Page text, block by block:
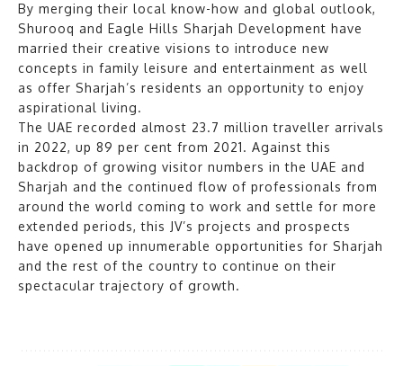
By merging their local know-how and global outlook,
Shurooq and Eagle Hills Sharjah Development have
married their creative visions to introduce new
concepts in family leisure and entertainment as well
as offer Sharjah’s residents an opportunity to enjoy
aspirational living.
The UAE recorded almost 23.7 million traveller arrivals
in 2022, up 89 per cent from 2021. Against this
backdrop of growing visitor numbers in the UAE and
Sharjah and the continued flow of professionals from
around the world coming to work and settle for more
extended periods, this JV’s projects and prospects
have opened up innumerable opportunities for Sharjah
and the rest of the country to continue on their
spectacular trajectory of growth.